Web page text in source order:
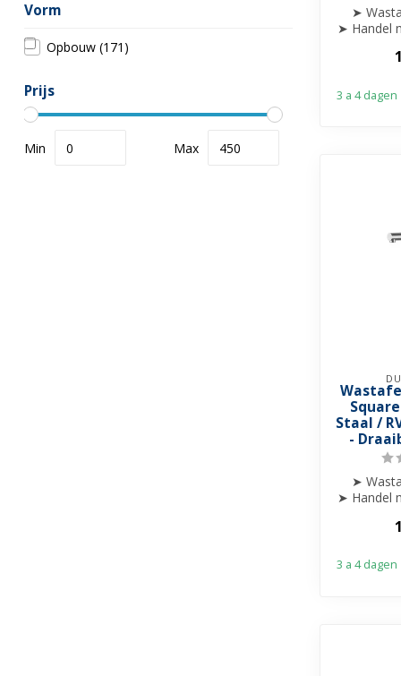
Vorm
Opbouw (171)
Prijs
Min Max
➤
➤ Handel
➤
3 a 4 dagen
Staal /
-
➤
➤ Handel
➤
3 a 4 dagen